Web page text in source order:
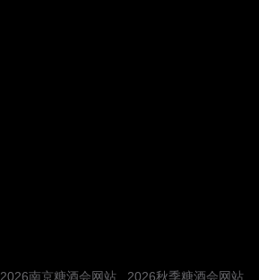
2026南京糖酒会网站 2026秋季糖酒会网站